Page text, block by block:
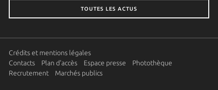
TOUTES LES ACTUS
Crédits et mentions légales
Contacts
Plan d'accès Espace presse
Photothèque
Recrutement
Marchés publics